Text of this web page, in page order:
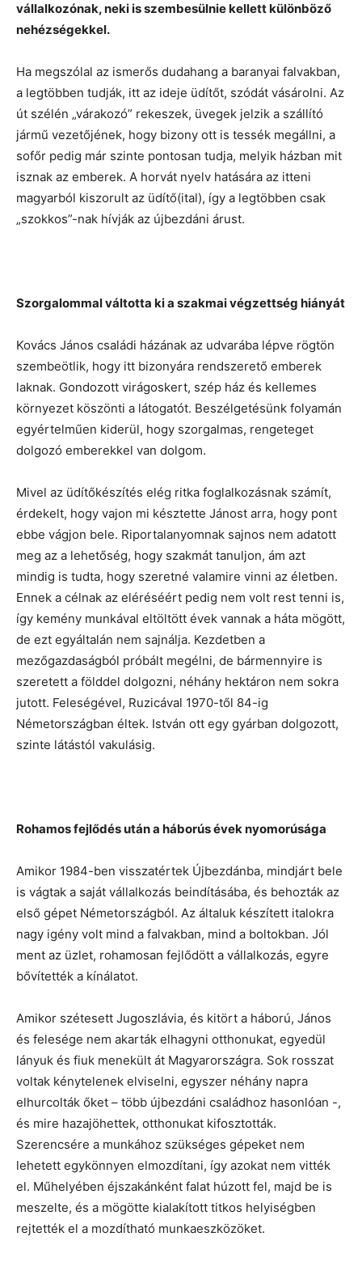
vállalkozónak, neki is szembesülnie kellett különböző
nehézségekkel.
Ha megszólal az ismerős dudahang a baranyai falvakban,
a legtöbben tudják, itt az ideje üdítőt, szódát vásárolni. Az
út szélén „várakozó” rekeszek, üvegek jelzik a szállító
jármű vezetőjének, hogy bizony ott is tessék megállni, a
sofőr pedig már szinte pontosan tudja, melyik házban mit
isznak az emberek. A horvát nyelv hatására az itteni
magyarból kiszorult az üdítő(ital), így a legtöbben csak
„szokkos”-nak hívják az újbezdáni árust.
Szorgalommal váltotta ki a szakmai végzettség hiányát
Kovács János családi házának az udvarába lépve rögtön
szembeötlik, hogy itt bizonyára rendszerető emberek
laknak. Gondozott virágoskert, szép ház és kellemes
környezet köszönti a látogatót. Beszélgetésünk folyamán
egyértelműen kiderül, hogy szorgalmas, rengeteget
dolgozó emberekkel van dolgom.
Mivel az üdítőkészítés elég ritka foglalkozásnak számít,
érdekelt, hogy vajon mi késztette Jánost arra, hogy pont
ebbe vágjon bele. Riportalanyomnak sajnos nem adatott
meg az a lehetőség, hogy szakmát tanuljon, ám azt
mindig is tudta, hogy szeretné valamire vinni az életben.
Ennek a célnak az eléréséért pedig nem volt rest tenni is,
így kemény munkával eltöltött évek vannak a háta mögött,
de ezt egyáltalán nem sajnálja. Kezdetben a
mezőgazdaságból próbált megélni, de bármennyire is
szeretett a földdel dolgozni, néhány hektáron nem sokra
jutott. Feleségével, Ruzicával 1970-től 84-ig
Németországban éltek. István ott egy gyárban dolgozott,
szinte látástól vakulásig.
Rohamos fejlődés után a háborús évek nyomorúsága
Amikor 1984-ben visszatértek Újbezdánba, mindjárt bele
is vágtak a saját vállalkozás beindításába, és behozták az
első gépet Németországból. Az általuk készített italokra
nagy igény volt mind a falvakban, mind a boltokban. Jól
ment az üzlet, rohamosan fejlődött a vállalkozás, egyre
bővítették a kínálatot.
Amikor szétesett Jugoszlávia, és kitört a háború, János
és felesége nem akarták elhagyni otthonukat, egyedül
lányuk és fiuk menekült át Magyarországra. Sok rosszat
voltak kénytelenek elviselni, egyszer néhány napra
elhurcolták őket – több újbezdáni családhoz hasonlóan -,
és mire hazajöhettek, otthonukat kifosztották.
Szerencsére a munkához szükséges gépeket nem
lehetett egykönnyen elmozdítani, így azokat nem vitték
el. Műhelyében éjszakánként falat húzott fel, majd be is
meszelte, és a mögötte kialakított titkos helyiségben
rejtették el a mozdítható munkaeszközöket.